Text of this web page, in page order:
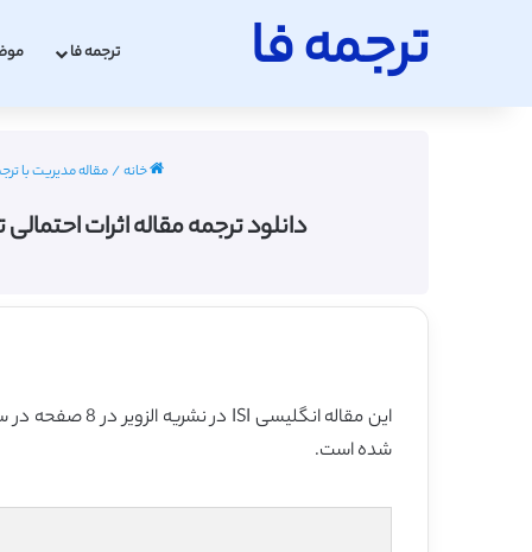
ترجمه فا ترجمه فا
خانه/مقاله مدیریت با
دانلود ترجمه مقاله اثرات احتمالی
این مقاله انگلیسی ISI در نشریه الزویر در 8 صفحه در سال 2016 منتشر شده و ترجمه آن 21 صفحه میباشد. کیفیت ترجمه این مقاله ویژه – طلایی
شده است.